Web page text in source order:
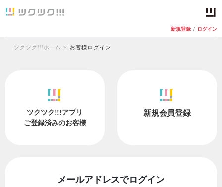
新規登録 / ログイン
ツクツク!!!ホーム お客様ログイン
ツクツク!!!アプリ
ご登録済みのお客様
新規会員登録
メールアドレスでログイン